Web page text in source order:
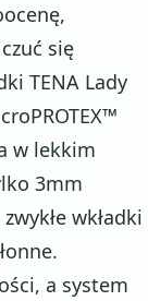
się
TENA Lady
w lekkim
3mm
wkładki
a system